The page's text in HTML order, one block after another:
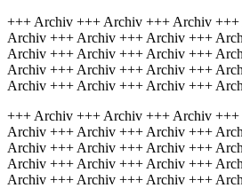
+++ Archiv +++ Archiv +++ Archiv
Archiv +++ Archiv +++ Archiv +++
Archiv +++ Archiv +++ Archiv +++
Archiv +++ Archiv +++ Archiv +++
Archiv +++ Archiv +++ Archiv +++
+++ Archiv +++ Archiv +++ Archiv
Archiv +++ Archiv +++ Archiv +++
Archiv +++ Archiv +++ Archiv +++
Archiv +++ Archiv +++ Archiv +++
Archiv +++ Archiv +++ Archiv +++